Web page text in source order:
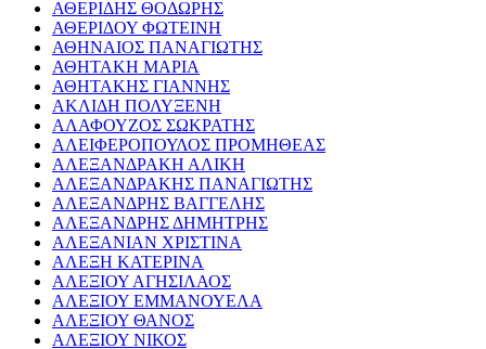
ΑΘΕΡΙΔΗΣ ΘΟΔΩΡΗΣ
ΑΘΕΡΙΔΟΥ ΦΩΤΕΙΝΗ
ΑΘΗΝΑΙΟΣ ΠΑΝΑΓΙΩΤΗΣ
ΑΘΗΤΑΚΗ ΜΑΡΙΑ
ΑΘΗΤΑΚΗΣ ΓΙΑΝΝΗΣ
ΑΚΛΙΔΗ ΠΟΛΥΞΕΝΗ
ΑΛΑΦΟΥΖΟΣ ΣΩΚΡΑΤΗΣ
ΑΛΕΙΦΕΡΟΠΟΥΛΟΣ ΠΡΟΜΗΘΕΑΣ
ΑΛΕΞΑΝΔΡΑΚΗ ΑΛΙΚΗ
ΑΛΕΞΑΝΔΡΑΚΗΣ ΠΑΝΑΓΙΩΤΗΣ
ΑΛΕΞΑΝΔΡΗΣ ΒΑΓΓΕΛΗΣ
ΑΛΕΞΑΝΔΡΗΣ ΔΗΜΗΤΡΗΣ
ΑΛΕΞΑΝΙΑΝ ΧΡΙΣΤΙΝΑ
ΑΛΕΞΗ ΚΑΤΕΡΙΝΑ
ΑΛΕΞΙΟΥ ΑΓΗΣΙΛΑΟΣ
ΑΛΕΞΙΟΥ ΕΜΜΑΝΟΥΕΛΑ
ΑΛΕΞΙΟΥ ΘΑΝΟΣ
ΑΛΕΞΙΟΥ ΝΙΚΟΣ